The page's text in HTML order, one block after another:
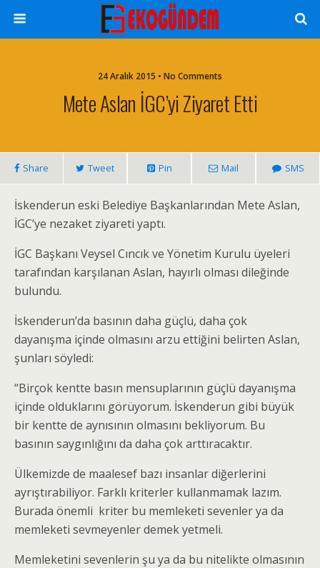
24 Aralık 2015 • No Comments
Mete Aslan İGC’yi Ziyaret Etti
Share Tweet Pin Mail SMS
İskenderun eski Belediye Başkanlarından Mete Aslan,
İGC’ye nezaket ziyareti yaptı.
İGC Başkanı Veysel Cıncık ve Yönetim Kurulu üyeleri
tarafından karşılanan Aslan, hayırlı olması dileğinde
bulundu.
İskenderun’da basının daha güçlü, daha çok
dayanışma içinde olmasını arzu ettiğini belirten Aslan,
şunları söyledi:
“Birçok kentte basın mensuplarının güçlü dayanışma
içinde olduklarını görüyorum. İskenderun gibi büyük
bir kentte de aynısının olmasını bekliyorum. Bu
basının saygınlığını da daha çok arttıracaktır.
Ülkemizde de maalesef bazı insanlar diğerlerini
ayrıştırabiliyor. Farklı kriterler kullanmamak lazım.
Burada önemli kriter bu memleketi sevenler ya da
memleketi sevmeyenler demek yetmeli.
Memleketini sevenlerin şu ya da bu nitelikte olmasının